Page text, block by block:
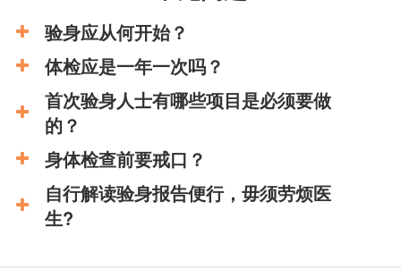
验身应从何开始？
体检应是一年一次吗？
首次验身人士有哪些项目是必须要做
的？
身体检查前要戒口？
自行解读验身报告便行，毋须劳烦医
生?